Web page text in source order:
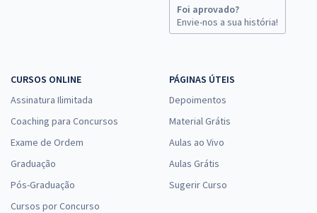
Foi aprovado?
Envie-nos a sua história!
CURSOS ONLINE
Assinatura Ilimitada
Coaching para Concursos
Exame de Ordem
Graduação
Pós-Graduação
Cursos por Concurso
PÁGINAS ÚTEIS
Depoimentos
Material Grátis
Aulas ao Vivo
Aulas Grátis
Sugerir Curso